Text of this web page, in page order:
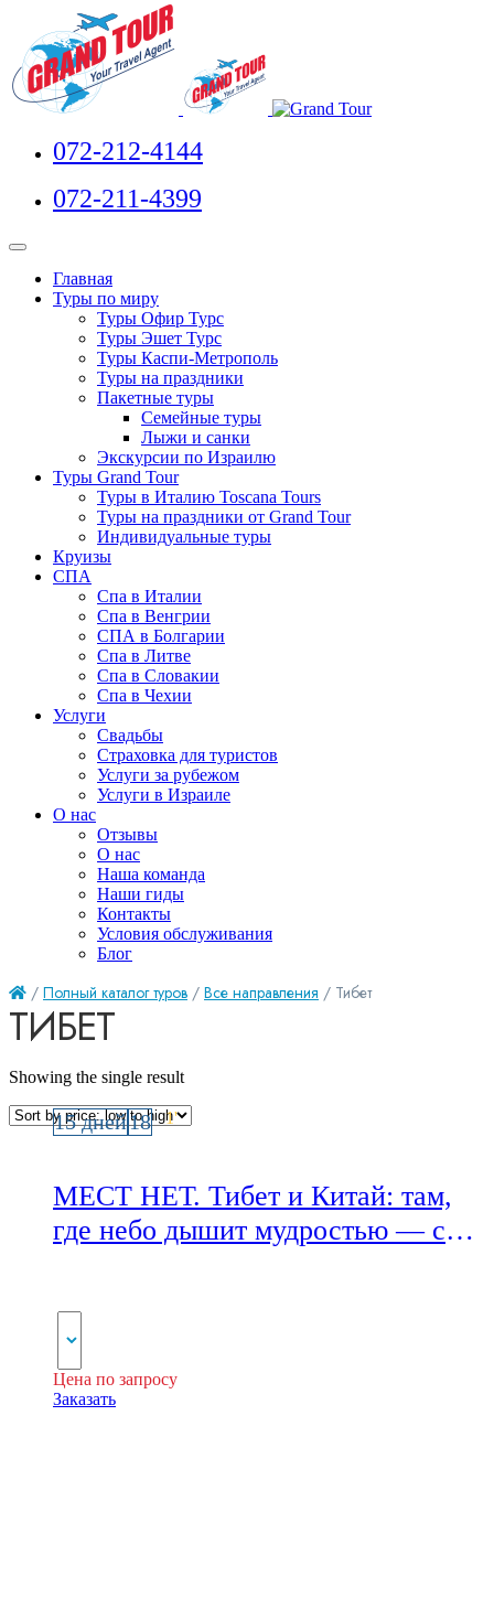
072-212-4144
072-211-4399
Главная
Туры по миру
Туры Офир Турс
Туры Эшет Турс
Туры Каспи-Метрополь
Туры на праздники
Пакетные туры
Семейные туры
Лыжи и санки
Экскурсии по Израилю
Туры Grand Tour
Туры в Италию Toscana Tours
Туры на праздники от Grand Tour
Индивидуальные туры
Круизы
СПА
Спа в Италии
Спа в Венгрии
СПА в Болгарии
Спа в Литве
Спа в Словакии
Спа в Чехии
Услуги
Свадьбы
Страховка для туристов
Услуги за рубежом
Услуги в Израиле
О нас
Отзывы
О нас
Наша команда
Наши гиды
Контакты
Условия обслуживания
Блог
/ Полный каталог туров / Все направления / Тибет
ТИБЕТ
Showing the single result
15 дней18 1'
МЕСТ НЕТ. Тибет и Китай: там,
где небо дышит мудростью — с
Цена по запросу
Заказать